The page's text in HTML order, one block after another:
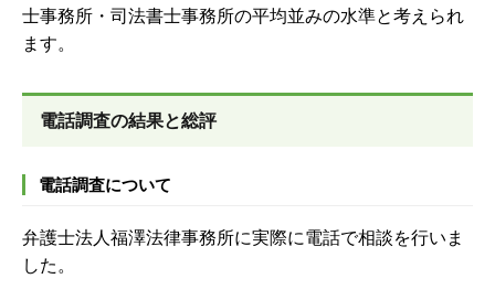
士事務所・司法書士事務所の平均並みの水準と考えられ
ます。
電話調査の結果と総評
電話調査について
弁護士法人福澤法律事務所に実際に電話で相談を行いま
した。